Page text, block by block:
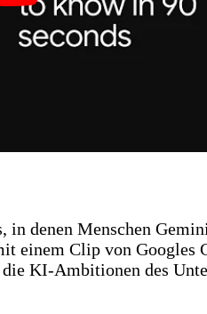
in denen Menschen
einem Clip von Googles
KI-Ambitionen des